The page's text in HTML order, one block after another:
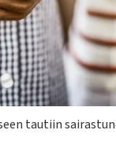
tautiin